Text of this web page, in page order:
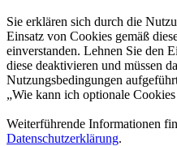
Sie erklären sich durch die
Einsatz von Cookies gemäß
einverstanden. Lehnen Sie den
diese deaktivieren und müssen
Nutzungsbedingungen
„Wie kann ich optionale
Weiterführende Informationen
Datenschutzerklärung.